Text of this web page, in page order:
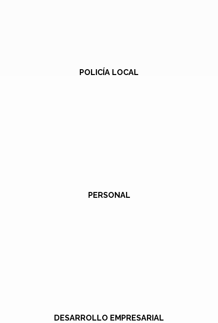
POLICÍA LOCAL
PERSONAL
DESARROLLO EMPRESARIAL